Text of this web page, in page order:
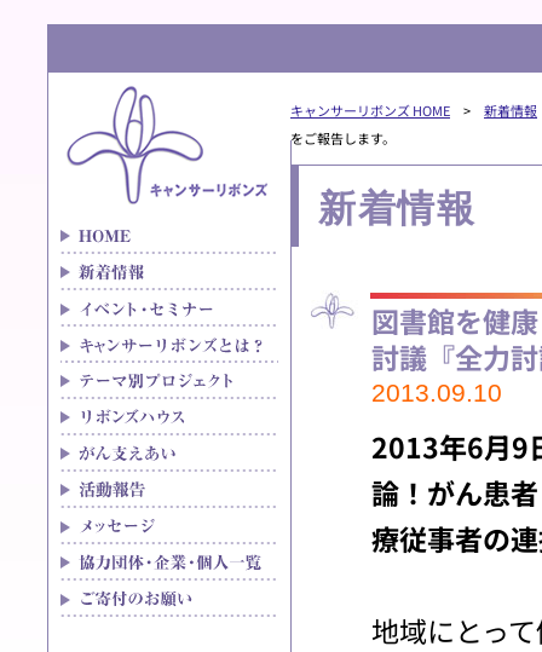
キャンサーリボンズ HOME > 新着情報
をご報告します。
新着情報
図書館を健
討議『全力
2013.09.10
2013年6月9
論！がん患
療従事者の
地域にとっ